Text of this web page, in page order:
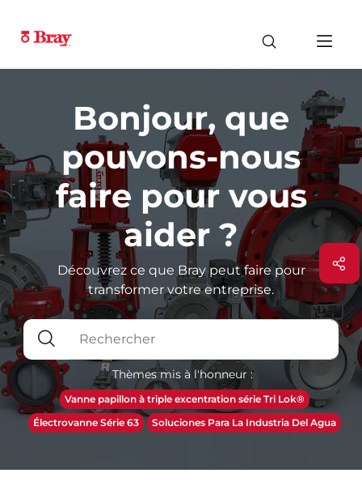
Bonjour, que
pouvons-nous
faire pour vous
aider ?
Découvrez ce que Bray peut faire pour
transformer votre entreprise.
Thèmes mis à l'honneur :
Vanne papillon à triple excentration série Tri Lok®
Électrovanne Série 63
Soluciones Para La Industria Del Agua